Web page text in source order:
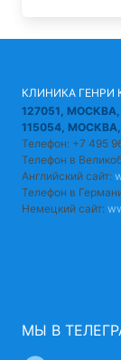
КЛИНИКА ГЕНРИ
127051,
115054,
Телефон: +7 495
Телефон в
Английский сайт:
Телефон в
Немецкий сайт:
МЫ В